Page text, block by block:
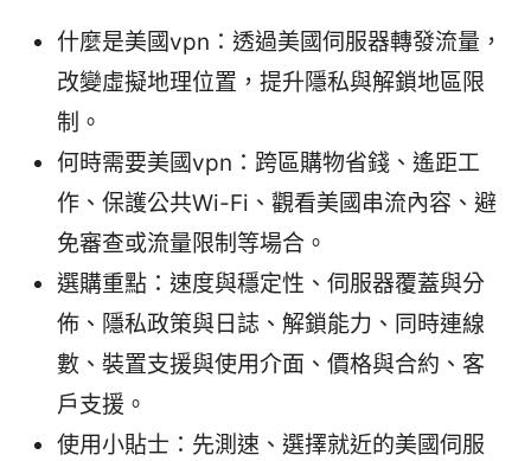
什麼是美國vpn：透過美國伺服器轉發流量，
改變虛擬地理位置，提升隱私與解鎖地區限
制。
何時需要美國vpn：跨區購物省錢、遙距工
作、保護公共Wi-Fi、觀看美國串流內容、避
免審查或流量限制等場合。
選購重點：速度與穩定性、伺服器覆蓋與分
佈、隱私政策與日誌、解鎖能力、同時連線
數、裝置支援與使用介面、價格與合約、客
戶支援。
使用小貼士：先測速、選擇就近的美國伺服